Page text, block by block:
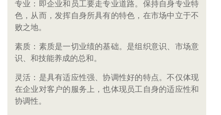
专业：即企业和员工要走专业道路。保持自身专业特
色，从而，发挥自身所具有的特色，在市场中立于不
败之地。
素质：素质是一切业绩的基础。是组织意识、市场意
识、和技能养成的总和。
灵活：是具有适应性强、协调性好的特点。不仅体现
在企业对客户的服务上，也体现员工自身的适应性和
协调性。